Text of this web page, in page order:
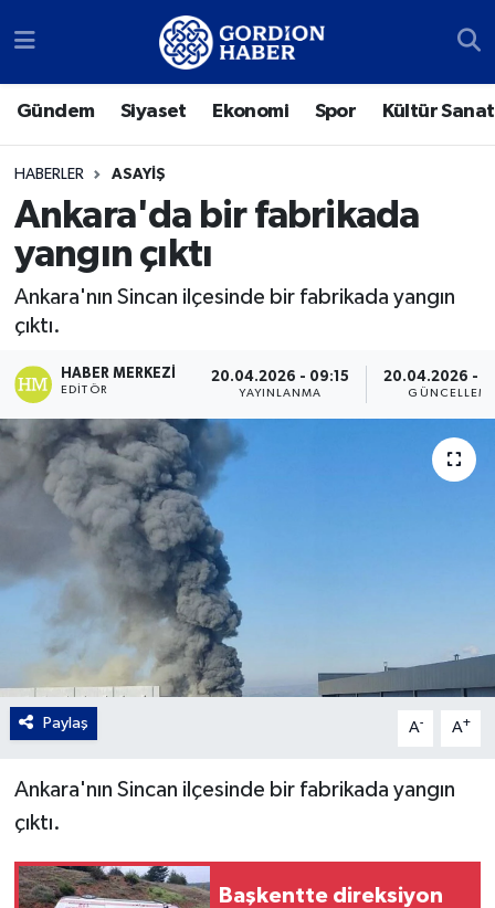
Gündem Siyaset Ekonomi Spor Kültür Sanat
HABERLER ASAYIŞ
Ankara'da bir fabrikada
yangın çıktı
Ankara'nın Sincan ilçesinde bir fabrikada yangın
çıktı.
HABER MERKEZI
EDITÖR
20.04.2026 - 09:15
YAYINLANMA
20.04.2026 -
Paylaş A- A+
Ankara'nın Sincan ilçesinde bir fabrikada yangın
çıktı.
Başkentte direksiyon
Sosyal Medya Hesaplarımız
Siyaset
Ekonomi
Spor
Kültür Sanat
Türk Dünyası
Polatlı
Gordion
Ankara Nöbetçi Eczaneler
Ankara Trafik Yoğunluk Haritası
Süper Lig Puan Durumu ve Fikstür
Tüm Manşetler
Son Dakika Haberleri
Haber Arşivi